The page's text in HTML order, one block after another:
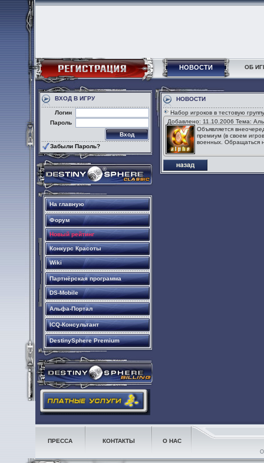
НОВОСТИ ОБ
ВХОД В ИГРУ
Логин
Пароль
Забыли Пароль?
На главную
Форум
Новый рейтинг
Конкурс Красоты
Wiki
Партнёрская программа
DS-Mobile
Альфа-Портал
ICQ-Консультант
DestinySphere Premium
НОВОСТИ
Набор игроков в тестовую
Добавлено: 11.10.2006 Тема:
Объявляется
премиум (в своем
военных. Обращаться
ПРЕССА КОНТАКТЫ О НАС